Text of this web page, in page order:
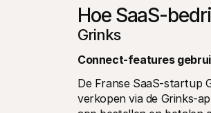
Hoe SaaS-
Grinks
Connect-features
De Franse SaaS-startup
verkopen via de Grinks-